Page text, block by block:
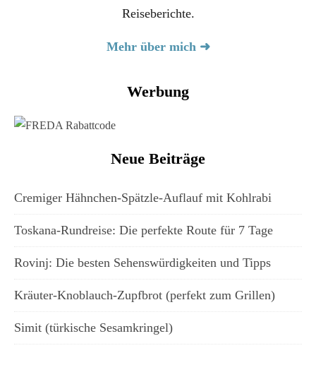
Reiseberichte.
Mehr über mich ➜
Werbung
Neue Beiträge
Cremiger Hähnchen-Spätzle-Auflauf mit Kohlrabi
Toskana-Rundreise: Die perfekte Route für 7 Tage
Rovinj: Die besten Sehenswürdigkeiten und Tipps
Kräuter-Knoblauch-Zupfbrot (perfekt zum Grillen)
Simit (türkische Sesamkringel)